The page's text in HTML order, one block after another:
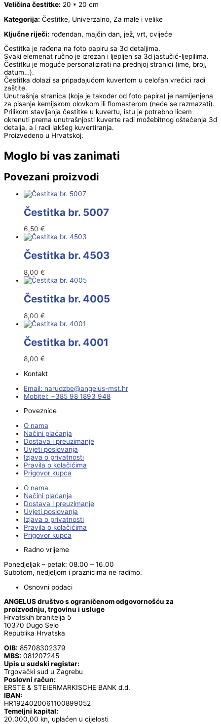
Veličina čestitke: 20 * 20 cm
Kategorija: Čestitke, Univerzalno, Za male i velike
Ključne riječi: rođendan, majčin dan, jež, vrt, cvijeće
Čestitka je rađena na foto papiru sa 3d detaljima.
Svaki elemenat ručno je izrezan i ljepljen sa 3d jastučić-ljepilima.
Čestitku je moguće personalizirati na prednjoj stranici (ime, broj,
datum…).
Čestitka dolazi sa pripadajućom kuvertom u celofan vrećici radi
zaštite.
Unutrašnja stranica (koja je također od foto papira) je namijenjena
za pisanje kemijskom olovkom ili flomasterom (neće se razmazati).
Prilikom stavljanja čestitke u kuvertu, istu je potrebno licem
okrenuti prema unutrašnjosti kuverte radi možebitnog oštećenja 3d
detalja, a i radi lakšeg kuvertiranja.
Proizvedeno u Hrvatskoj.
Moglo bi vas zanimati
Povezani proizvodi
Čestitka br. 5007
6,50 €
Čestitka br. 4503
8,00 €
Čestitka br. 4005
8,00 €
Čestitka br. 4001
8,00 €
Kontakt
Email:
rh.tsm-sulegna
@ebzduran
Mobitel: +385 98 1893 948
Poveznice
O nama
Načini plaćanja
Dostava i preuzimanje
Uvjeti poslovanja
Izjava o privatnosti
Pravila o kolačićima
Prigovor kupca
O nama
Načini plaćanja
Dostava i preuzimanje
Uvjeti poslovanja
Izjava o privatnosti
Pravila o kolačićima
Prigovor kupca
Radno vrijeme
Ponedjeljak – petak: 08.00 – 16.00
Subotom, nedjeljom i praznicima ne radimo.
Osnovni podaci
ANGELUS društvo s ograničenom odgovornošću za
proizvodnju, trgovinu i usluge
Hrvatskih branitelja 5
10370 Dugo Selo
Republika Hrvatska
OIB: 85708302379
MBS: 081207245
Upis u sudski registar:
Trgovački sud u Zagrebu
Poslovni račun:
ERSTE & STEIERMARKISCHE BANK d.d.
IBAN:
HR1924020061100899052
Temeljni kapital:
20.000,00 kn, uplaćen u cijelosti